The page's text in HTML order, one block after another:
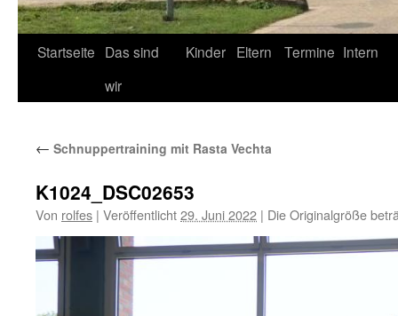
Startseite Das sind
wir
Kinder Eltern Termine Intern
← Schnuppertraining mit Rasta Vechta
K1024_DSC02653
Von rolfes | Veröffentlicht29. Juni 2022 | Die Originalgröße